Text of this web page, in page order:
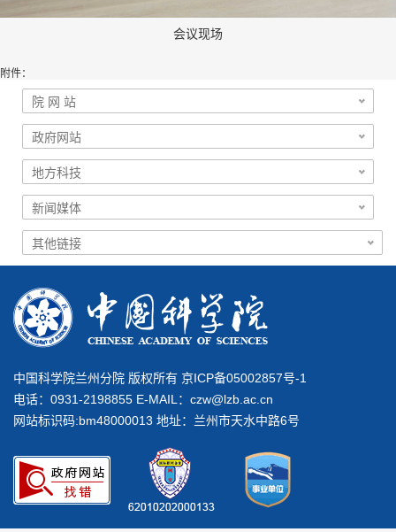
会议现场
附件：
中国科学院兰州分院 版权所有 京ICP备05002857号-1
电话：0931-2198855 E-MAIL： czw@lzb.ac.cn
网站标识码:bm48000013 地址：兰州市天水中路6号